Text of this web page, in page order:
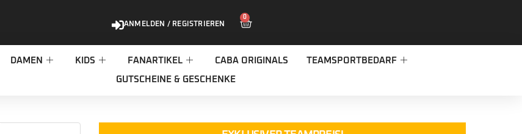
ANMELDEN / REGISTRIEREN
0
DAMEN KIDS FANARTIKEL CABA ORIGINALS TEAMSPORTBEDARF
GUTSCHEINE & GESCHENKE